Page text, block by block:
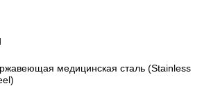
медицинская сталь (Stainless